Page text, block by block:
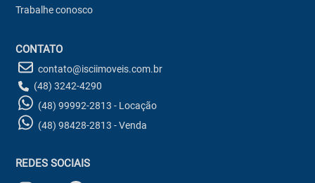
Trabalhe conosco
CONTATO
contato@isciimoveis.com.br
(48) 3242-4290
(48) 99992-2813 - Locação
(48) 98428-2813 - Venda
REDES SOCIAIS